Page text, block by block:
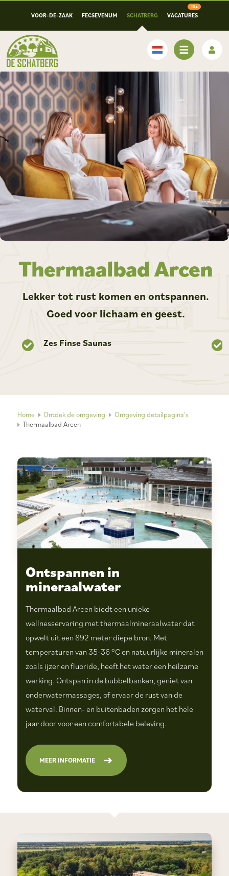
VOOR-DE-ZAAK FECSEVENUM SCHATBERG VACATURES
Nederlands
Thermaalbad Arcen
Lekker tot rust komen en ontspannen.
Goed voor lichaam en geest.
Zes Finse Saunas
Home Ontdek de omgeving
Omgeving detailpagina's
Thermaalbad Arcen
Ontspannen in
mineraalwater
Thermaalbad Arcen biedt een unieke
wellnesservaring met thermaalmineraalwater dat
opwelt uit een 892 meter diepe bron. Met
temperaturen van 35-36 °C en natuurlijke mineralen
zoals ijzer en fluoride, heeft het water een heilzame
werking. Ontspan in de bubbelbanken, geniet van
onderwatermassages, of ervaar de rust van de
waterval. Binnen- en buitenbaden zorgen het hele
jaar door voor een comfortabele beleving.
MEER INFORMATIE